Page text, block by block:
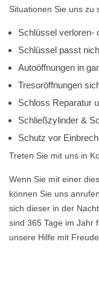
Situationen Sie uns zu
Schlüssel verloren-
Schlüssel passt
Autoöffnungen in
Tresoröffnungen
Schloss Reparatur
Schließzylinder &
Schutz vor
Treten Sie mit uns in
Wenn Sie mit einer
können Sie uns
sich dieser in der
sind 365 Tage im Jahr
unsere Hilfe mit